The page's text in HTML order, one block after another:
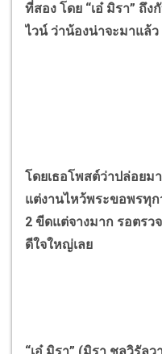
ที่สอง โดย “เอ๋ มิรา” ถึง
ไวน์ ว่าน้องน่าจะมาแล้ว
โดยเธอโพสต์ว่าปล่อยม
แต่งานไหว้พระขอพรทุ
2 ขีดแต่จางมาก รอตรว
ดีใจใหญ่เลย